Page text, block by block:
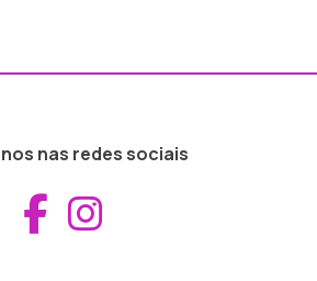
nas redes sociais
Aceder ao